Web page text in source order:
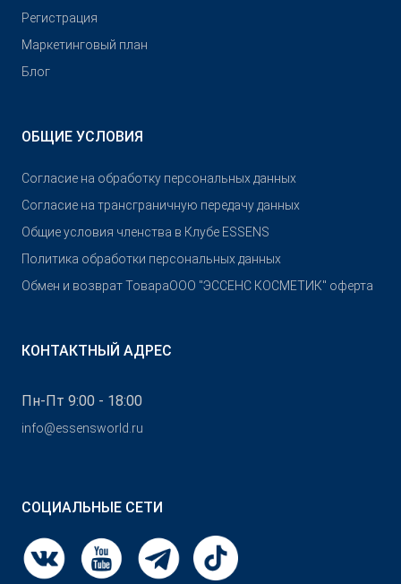
Pегистрация
Маркетинговый план
Блог
ОБЩИЕ УСЛОВИЯ
Согласие на обработку персональных данных
Согласие на трансграничную передачу данных
Общие условия членства в Клубе ESSENS
Политика обработки персональных данных
Обмен и возврат ТовараOOO "ЭССЕНС КОСМЕТИК" оферта
КОНТАКТНЫЙ АДРЕС
Пн-Пт 9:00 - 18:00
info@essensworld.ru
СОЦИАЛЬНЫЕ СЕТИ